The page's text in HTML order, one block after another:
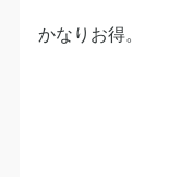
かなりお得。